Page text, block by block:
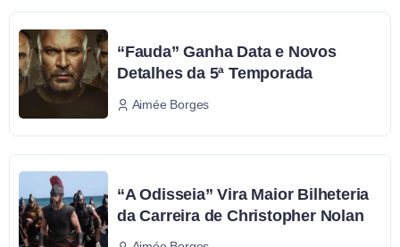
“Fauda” Ganha Data e Novos
Detalhes da 5ª Temporada
Aimée Borges
“A Odisseia” Vira Maior Bilheteria
da Carreira de Christopher Nolan